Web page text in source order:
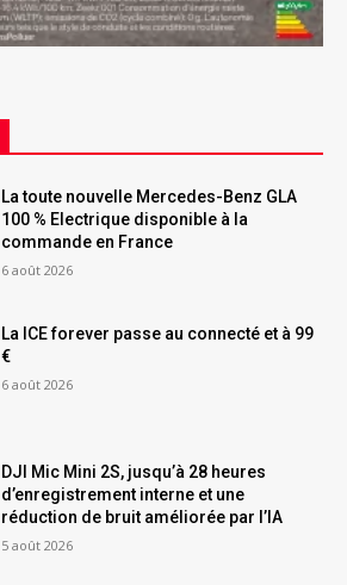
La toute nouvelle Mercedes-Benz GLA
100 % Electrique disponible à la
commande en France
6 août 2026
La ICE forever passe au connecté et à 99
€
6 août 2026
DJI Mic Mini 2S, jusqu’à 28 heures
d’enregistrement interne et une
réduction de bruit améliorée par l’IA
5 août 2026